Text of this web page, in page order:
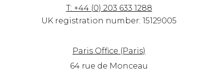
T: +44 (0) 203 633 1288
UK registration number: 15129005
Paris Office (Paris)
64 rue de Monceau